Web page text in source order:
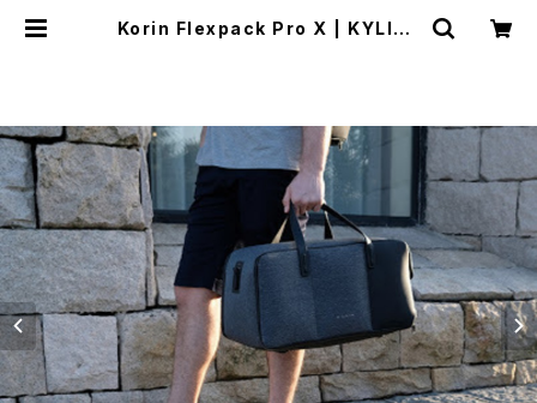
Korin Flexpack Pro X | KYLIEK